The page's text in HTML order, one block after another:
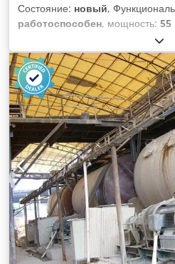
Состояние: новый,
работоспособен, мощность: 55
, Шаровая
горнодобывающих предприятий:
работы и технические
— это ключевое оборудование
применяемое в
цементной, химической
порошков. Она предназначена
руд и других материалов до
порошка за счёт удара и
шарами и материалом внутри
цилиндрического корпуса. На
шаровые мельницы необходимы
к флотации, магнитной
производстве порошков
размер частиц и большая